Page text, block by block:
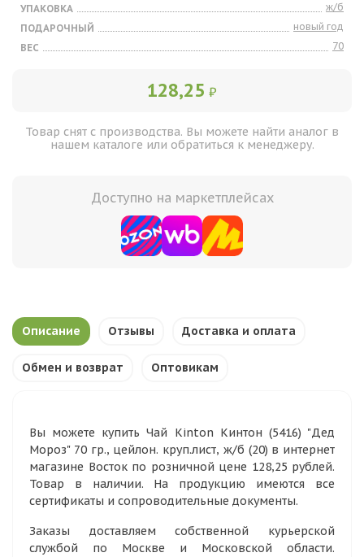
УПАКОВКА
ж/б
ПОДАРОЧНЫЙ
новый год
ВЕС
70
128,25 ₽
Товар снят с производства. Вы можете найти аналог в
нашем каталоге или обратиться к менеджеру.
Доступно на маркетплейсах
Описание Отзывы Доставка и оплата
Обмен и возврат Оптовикам
Вы можете купить Чай Kinton Кинтон (5416) "Дед
Мороз" 70 гр., цейлон. круп.лист, ж/б (20) в интернет
магазине Восток по розничной цене 128,25 рублей.
Товар в наличии. На продукцию имеются все
сертификаты и сопроводительные документы.
Заказы доставляем собственной курьерской
службой по Москве и Московской области.